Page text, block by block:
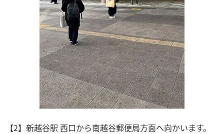
【2】新越谷駅 西口から南越谷郵便局方面へ向かいます。